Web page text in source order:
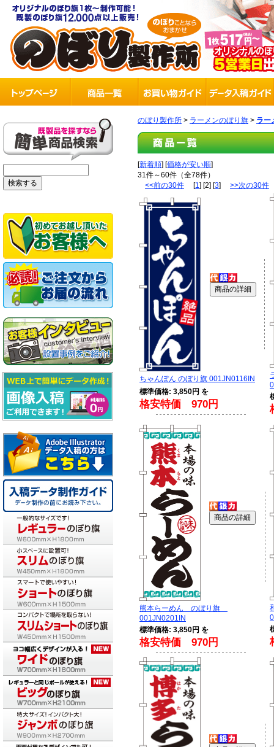
のぼり製作所 > ラーメンのぼり旗 > ラー
[新着順] [価格が安い順]
31件～60件（全78件）
<<前の30件 [1] [2] [3] >>次の30件
ちゃんぽん のぼり旗 001JN0116IN
標準価格: 3,850円 を
格安特価 970円
熊本らーめん のぼり旗
001JN0201IN
標準価格: 3,850円 を
格安特価 970円